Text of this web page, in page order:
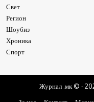
Свет
Регион
Шоубиз
Хроника
Спорт
Журнал .мк © -